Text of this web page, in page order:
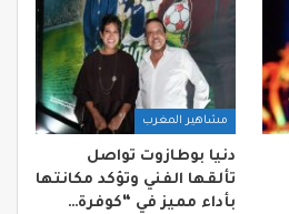
مشاهير المغرب
دنيا بوطازوت تواصل
تألقها الفني وتؤكد مكانتها
بأداء مميز في “كوفرة…